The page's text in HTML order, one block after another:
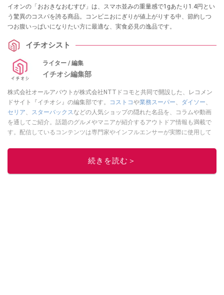
イオンの「おおきなおむすび」は、スマホ並みの重量感で1gあたり1.4円とい
う驚異のコスパを誇る商品。コンビニおにぎりが値上がりする中、節約しつ
つお腹いっぱいになりたい方に最適な、実食必見の逸品です。
イチオシスト
ライター / 編集
イチオシ編集部
株式会社オールアバウトが株式会社NTTドコモと共同で開設した、レコメン
ドサイト『イチオシ』の編集部です。
コストコや業務スーパー ダイソー
セリア
スターバックス などの人気ショップの隠れた名品を、コラムや動画
を通してご紹介。話題のグルメやマニアが紹介するアウトドア情報も満載で
す。配信しているコンテンツは専門家やインフルエンサーが実際に使用して
ニュースでフォロー
続きを読む＞